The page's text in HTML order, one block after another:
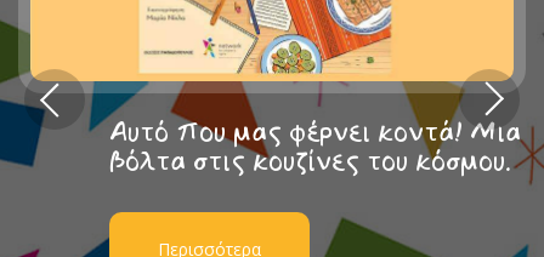
Αυτό που μας φέρνει κοντά! Μια
βόλτα στις κουζίνες του κόσμου.
Περισσότερα